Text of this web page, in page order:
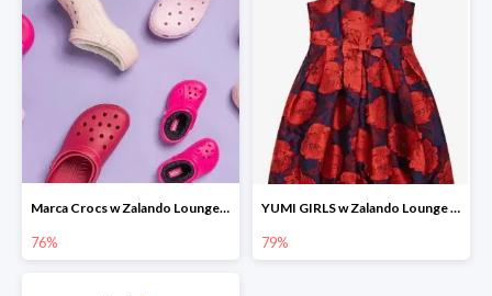
Marca Crocs w Zalando Lounge do -76%
76%
YUMI GIRLS w Zalando Lounge do -79%
79%